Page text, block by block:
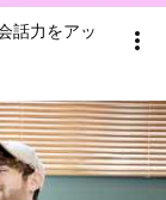
話力をアッ